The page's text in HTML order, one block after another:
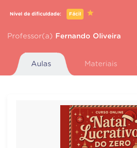
Nível de dificuldade: Fácil
Professor(a) Fernando Oliveira
Aulas Materiais